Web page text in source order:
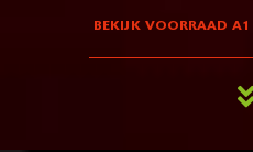
BEKIJK VOORRAAD